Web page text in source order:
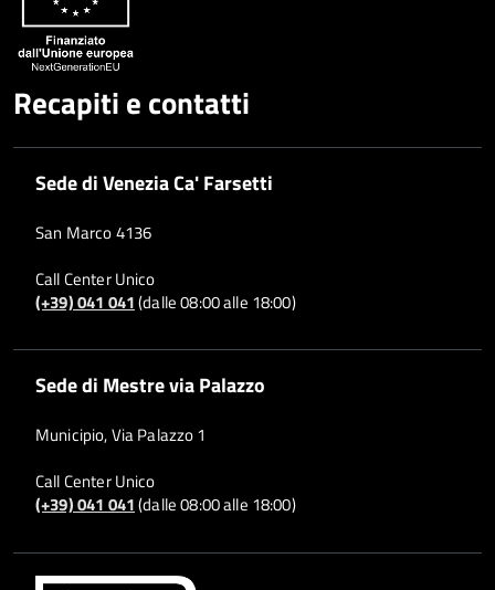
Recapiti e contatti
Sede di Venezia Ca' Farsetti
San Marco 4136
Call Center Unico
(+39) 041 041(dalle 08:00 alle 18:00)
Sede di Mestre via Palazzo
Municipio, Via Palazzo 1
Call Center Unico
(+39) 041 041(dalle 08:00 alle 18:00)